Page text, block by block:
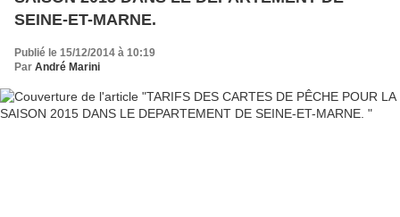
SEINE-ET-MARNE.
Publié le 15/12/2014 à 10:19
Par André Marini